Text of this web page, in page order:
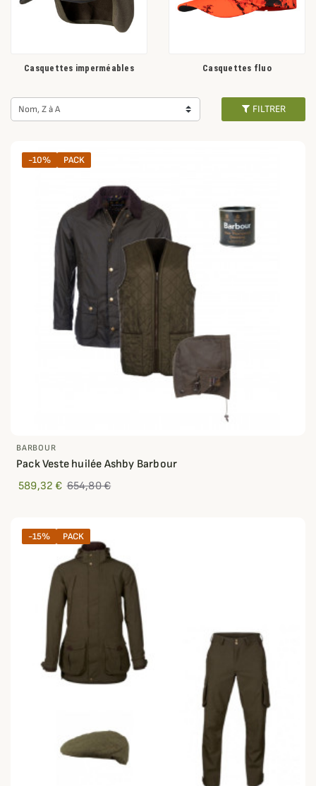
Casquettes imperméables Casquettes fluo
Nom, Z à A FILTRER
-10% PACK
BARBOUR
Pack Veste huilée Ashby Barbour
589,32 € 654,80 €
-15% PACK